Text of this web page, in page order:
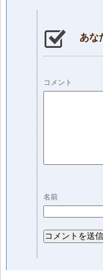
あな
コメント
名前